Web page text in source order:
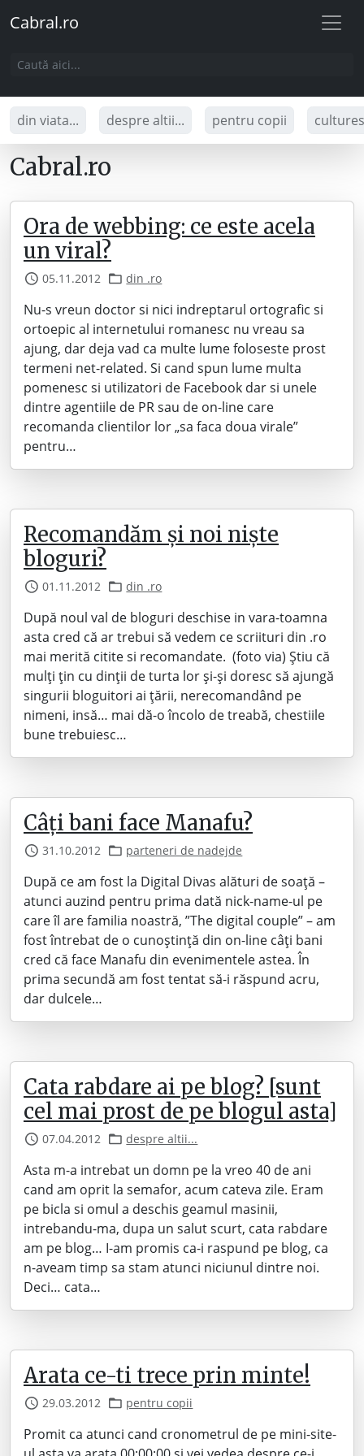
Cabral.ro
din viata... despre altii... pentru copii
Cabral.ro
Ora de webbing: ce este acela
un viral?
05.11.2012 din .ro
Nu-s vreun doctor si nici indreptarul ortografic si
ortoepic al internetului romanesc nu vreau sa
ajung, dar deja vad ca multe lume foloseste prost
termeni net-related. Si cand spun lume multa
pomenesc si utilizatori de Facebook dar si unele
dintre agentiile de PR sau de on-line care
recomanda clientilor lor „sa faca doua virale”
pentru…
Recomandăm și noi niște
bloguri?
01.11.2012 din .ro
După noul val de bloguri deschise in vara-toamna
asta cred că ar trebui să vedem ce scriituri din .ro
mai merită citite si recomandate. (foto via) Știu că
mulți țin cu dinții de turta lor și-și doresc să ajungă
singurii bloguitori ai țării, nerecomandând pe
nimeni, insă… mai dă-o încolo de treabă, chestiile
bune trebuiesc…
Câți bani face Manafu?
31.10.2012 parteneri de nadejde
După ce am fost la Digital Divas alături de soață –
atunci auzind pentru prima dată nick-name-ul pe
care îl are familia noastră, ”The digital couple” – am
fost întrebat de o cunoștință din on-line câți bani
cred că face Manafu din evenimentele astea. În
prima secundă am fost tentat să-i răspund acru,
dar dulcele…
Cata rabdare ai pe blog? [sunt
cel mai prost de pe blogul asta]
07.04.2012 despre altii...
Asta m-a intrebat un domn pe la vreo 40 de ani
cand am oprit la semafor, acum cateva zile. Eram
pe bicla si omul a deschis geamul masinii,
intrebandu-ma, dupa un salut scurt, cata rabdare
am pe blog… I-am promis ca-i raspund pe blog, ca
n-aveam timp sa stam atunci niciunul dintre noi.
Deci… cata…
Arata ce-ti trece prin minte!
29.03.2012 pentru copii
Promit ca atunci cand cronometrul de pe mini-site-